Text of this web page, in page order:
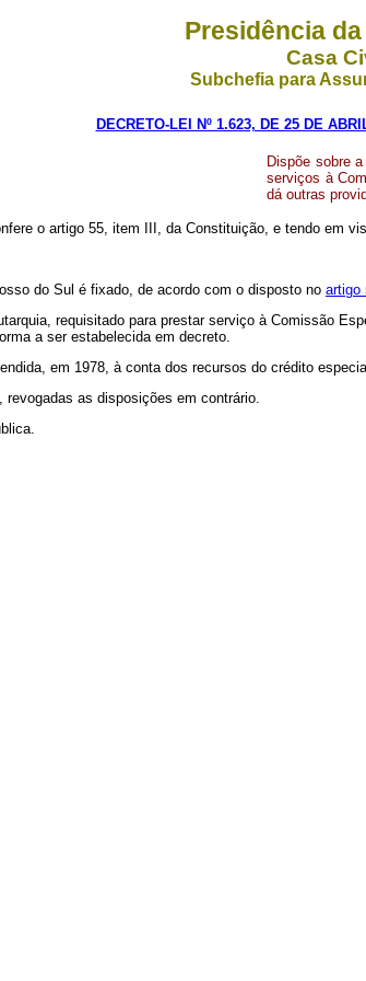
Presidência
Casa
Subchefia para
DECRETO-LEI Nº 1.623, DE 25 DE
Dispõe sobre
serviços à
dá outras
o artigo 55, item III, da Constituição, e tendo em
do Sul é fixado, de acordo com o disposto no artigo
requisitado para prestar serviço à Comissão
a ser estabelecida em decreto.
em 1978, à conta dos recursos do crédito
revogadas as disposições em contrário.